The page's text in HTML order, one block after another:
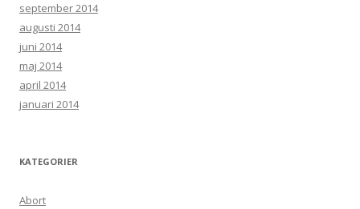
september 2014
augusti 2014
juni 2014
maj 2014
april 2014
januari 2014
KATEGORIER
Abort